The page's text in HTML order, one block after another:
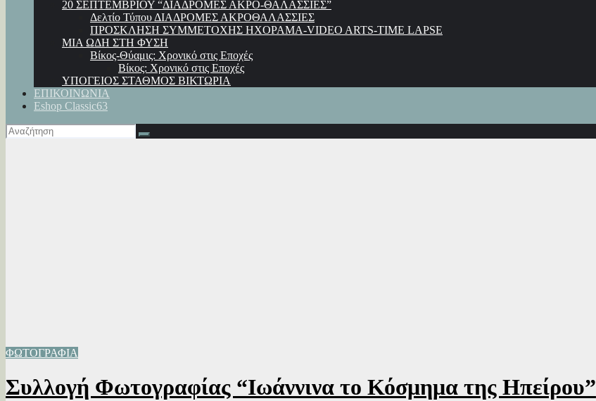
20 ΣΕΠΤΕΜΒΡΙΟΥ “ΔΙΑΔΡΟΜΕΣ ΑΚΡΟ-ΘΑΛΑΣΣΙΕΣ”
Δελτίο Τύπου ΔΙΑΔΡΟΜΕΣ ΑΚΡΟΘΑΛΑΣΣΙΕΣ
ΠΡΟΣΚΛΗΣΗ ΣΥΜΜΕΤΟΧΗΣ ΗΧΟΡΑΜΑ-VIDEO ARTS-TIME LAPSE
ΜΙΑ ΩΔΗ ΣΤΗ ΦΥΣΗ
Βίκος-Θύαμις: Χρονικό στις Εποχές
Βίκος: Χρονικό στις Εποχές
ΥΠΟΓΕΙΟΣ ΣΤΑΘΜΟΣ ΒΙΚΤΩΡΙΑ
ΕΠΙΚΟΙΝΩΝΙΑ
Eshop Classic63
ΦΩΤΟΓΡΑΦΙΑ
Συλλογή Φωτογραφίας “Ιωάννινα το Κόσμημα της Ηπείρου”